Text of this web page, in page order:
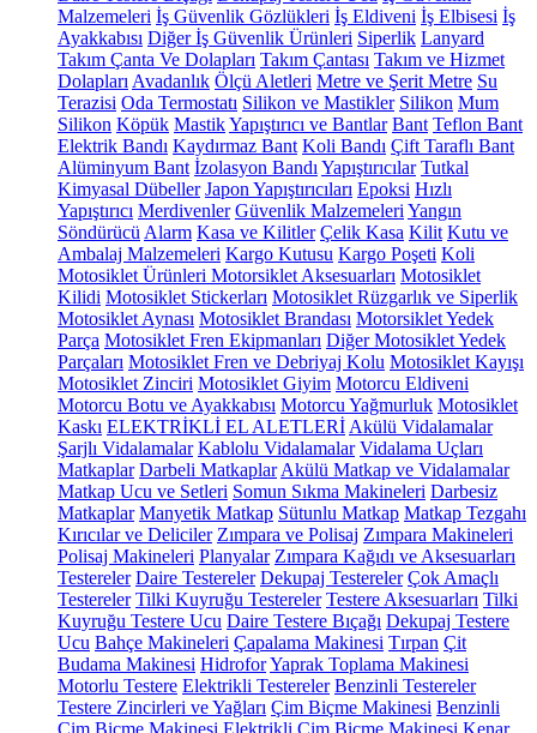
Malzemeleri İş Güvenlik Gözlükleri İş Eldiveni İş Elbisesi İş
Ayakkabısı Diğer İş Güvenlik Ürünleri Siperlik Lanyard
Takım Çanta Ve Dolapları Takım Çantası Takım ve Hizmet
Dolapları Avadanlık Ölçü Aletleri Metre ve Şerit Metre Su
Terazisi Oda Termostatı Silikon ve Mastikler Silikon Mum
Silikon Köpük MastikYapıştırıcı ve Bantlar Bant Teflon Bant
Elektrik Bandı Kaydırmaz Bant Koli Bandı Çift Taraflı Bant
Alüminyum Bant İzolasyon Bandı Yapıştırıcılar Tutkal
Kimyasal Dübeller Japon Yapıştırıcıları Epoksi Hızlı
Yapıştırıcı Merdivenler Güvenlik Malzemeleri Yangın
Söndürücü Alarm Kasa ve Kilitler Çelik Kasa Kilit Kutu ve
Ambalaj Malzemeleri Kargo Kutusu Kargo Poşeti Koli
Motosiklet Ürünleri Motorsiklet Aksesuarları Motosiklet
Kilidi Motosiklet Stickerları Motosiklet Rüzgarlık ve Siperlik
Motosiklet Aynası Motosiklet Brandası Motorsiklet Yedek
Parça Motosiklet Fren Ekipmanları Diğer Motosiklet Yedek
Parçaları Motosiklet Fren ve Debriyaj Kolu Motosiklet Kayışı
Motosiklet Zinciri Motosiklet Giyim Motorcu Eldiveni
Motorcu Botu ve Ayakkabısı Motorcu Yağmurluk Motosiklet
Kaskı ELEKTRİKLİ EL ALETLERİ Akülü Vidalamalar
Şarjlı Vidalamalar Kablolu Vidalamalar Vidalama Uçları
Matkaplar Darbeli Matkaplar Akülü Matkap ve Vidalamalar
Matkap Ucu ve Setleri Somun Sıkma Makineleri Darbesiz
Matkaplar Manyetik Matkap Sütunlu Matkap Matkap Tezgahı
Kırıcılar ve Deliciler Zımpara ve Polisaj Zımpara Makineleri
Polisaj Makineleri Planyalar Zımpara Kağıdı ve Aksesuarları
Testereler Daire Testereler Dekupaj Testereler Çok Amaçlı
Testereler Tilki Kuyruğu Testereler Testere Aksesuarları Tilki
Kuyruğu Testere Ucu Daire Testere Bıçağı Dekupaj Testere
Ucu Bahçe Makineleri Çapalama Makinesi Tırpan Çit
Budama Makinesi HidroforYaprak Toplama Makinesi
Motorlu Testere Elektrikli Testereler Benzinli Testereler
Testere Zincirleri ve Yağları Çim Biçme Makinesi Benzinli
Çim Biçme Makinesi Elektrikli Çim Biçme Makinesi Kenar